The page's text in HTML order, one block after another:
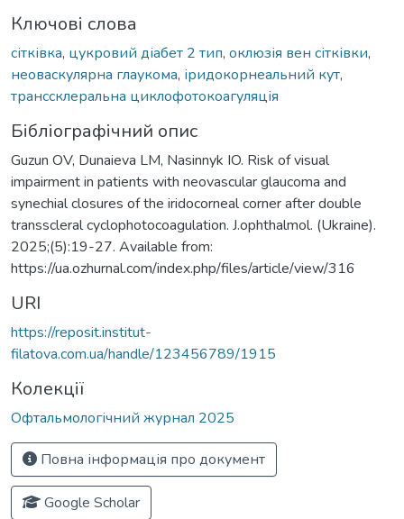
Ключові слова
сітківка, цукровий діабет 2 тип, оклюзія вен сітківки,
неоваскулярна глаукома, іридокорнеальний кут,
транссклеральна циклофотокоагуляція
Бібліографічний опис
Guzun OV, Dunaieva LM, Nasinnyk IO. Risk of visual
impairment in patients with neovascular glaucoma and
synechial closures of the iridocorneal corner after double
transscleral cyclophotocoagulation. J.ophthalmol. (Ukraine).
2025;(5):19-27. Available from:
https://ua.ozhurnal.com/index.php/files/article/view/316
URI
https://reposit.institut-
filatova.com.ua/handle/123456789/1915
Колекції
Офтальмологічний журнал 2025
Повна інформація про документ
Google Scholar